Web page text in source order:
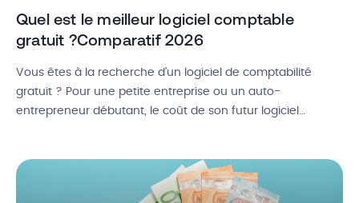
Quel est le meilleur logiciel comptable
gratuit ?Comparatif 2026
Vous êtes à la recherche d’un logiciel de comptabilité
gratuit ? Pour une petite entreprise ou un auto-
entrepreneur débutant, le coût de son futur logiciel
fonctionnalités aussi intéressantes, ou presque, que les
outils payants. Dans cet article, nous vous donnons […]